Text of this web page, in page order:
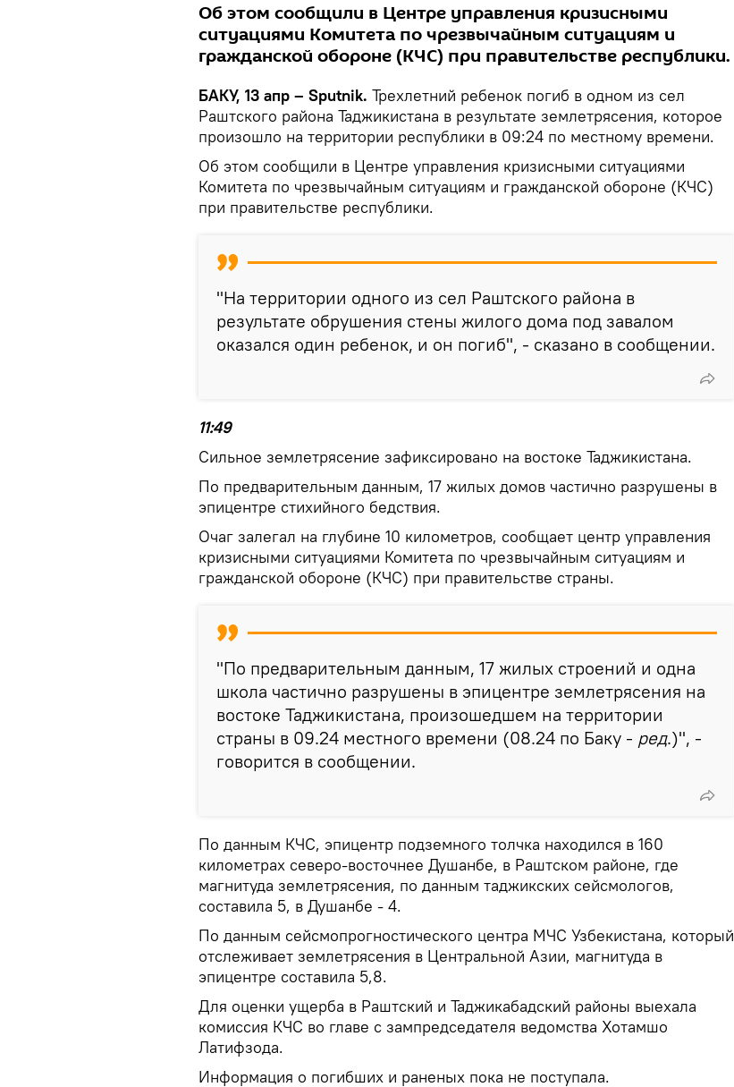
Об этом сообщили в Центре управления кризисными
ситуациями Комитета по чрезвычайным ситуациям и
гражданской обороне (КЧС) при правительстве республики.
БАКУ, 13 апр – Sputnik. Трехлетний ребенок погиб в одном из сел
Раштского района Таджикистана в результате землетрясения, которое
произошло на территории республики в 09:24 по местному времени.
Об этом сообщили в Центре управления кризисными ситуациями
Комитета по чрезвычайным ситуациям и гражданской обороне (КЧС)
при правительстве республики.
"На территории одного из сел Раштского района в
результате обрушения стены жилого дома под завалом
оказался один ребенок, и он погиб", - сказано в сообщении.
11:49
Сильное землетрясение зафиксировано на востоке Таджикистана.
По предварительным данным, 17 жилых домов частично разрушены в
эпицентре стихийного бедствия.
Очаг залегал на глубине 10 километров, сообщает центр управления
кризисными ситуациями Комитета по чрезвычайным ситуациям и
гражданской обороне (КЧС) при правительстве страны.
"По предварительным данным, 17 жилых строений и одна
школа частично разрушены в эпицентре землетрясения на
востоке Таджикистана, произошедшем на территории
страны в 09.24 местного времени (08.24 по Баку - ред.)", -
говорится в сообщении.
По данным КЧС, эпицентр подземного толчка находился в 160
километрах северо-восточнее Душанбе, в Раштском районе, где
магнитуда землетрясения, по данным таджикских сейсмологов,
составила 5, в Душанбе - 4.
По данным сейсмопрогностического центра МЧС Узбекистана, который
отслеживает землетрясения в Центральной Азии, магнитуда в
эпицентре составила 5,8.
Для оценки ущерба в Раштский и Таджикабадский районы выехала
комиссия КЧС во главе с зампредседателя ведомства Хотамшо
Латифзода.
Информация о погибших и раненых пока не поступала.